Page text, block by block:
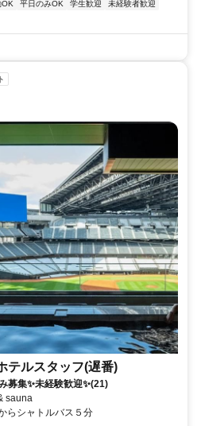
OK 平日のみOK 学生歓迎
未経験者歓迎
テルスタッフ(遅番)
募集✨未経験歓迎✨(21)
sauna
らシャトルバス５分